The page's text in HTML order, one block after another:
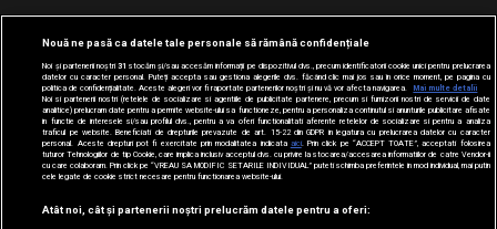
Urmărește-ne și pe
Nouă ne pasă ca datele tale personale să rămână confidențiale
Noi și partenerii noștri31 stocăm și/sau accesăm informații pe dispozitivul dvs., precum identificatorii cookie unici pentru prelucrarea
datelor cu caracter personal. Puteți accepta sau gestiona alegerile dvs. făcând clic mai jos sau în orice moment, pe pagina cu
politica de confidențialitate. Aceste alegeri vor fi raportate partenerilor noștri și nu vă vor afecta navigarea.
Mai multe detalii
Noi si partenerii nostri (retelele de socializare si agentiile de publicitate partenere, precum si furnizorii nostri de servicii de date
analitice) prelucram date pentru a permite website-ului sa functioneze, pentru a personaliza continutul si anunturile publicitare afisate
in functie de interesele si/sau profilul dvs., pentru a va oferi functionalitati aferente retelelor de socializare si pentru a analiza
traficul pe website. Beneficiati de drepturile prevazute de art. 15-22 din GDPR in legatura cu prelucrarea datelor cu caracter
personal. Aceste drepturi pot fi exercitate prin modalitatea indicata aici. Prin click pe “ACCEPT TOATE”, acceptati folosirea
tuturor Tehnologiilor de tip Cookie, care implica inclusiv acceptul dvs. cu privire la stocarea/accesarea informatiilor de catre Vendor-ii
cu care colaboram. Prin click pe “VREAU SA MODIFIC SETARILE INDIVIDUAL” puteti schimba preferintele in mod individual, mai putin
cele legate de cookie strict necesare pentru functionarea website-ului.
Atât noi, cât și partenerii noștri prelucrăm datele pentru a oferi: